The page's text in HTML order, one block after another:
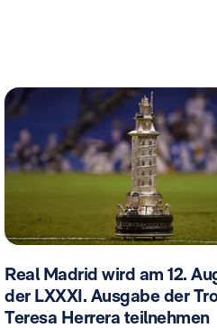
Real Madrid wird am 12.
der LXXXI. Ausgabe der
Teresa Herrera teilnehmen